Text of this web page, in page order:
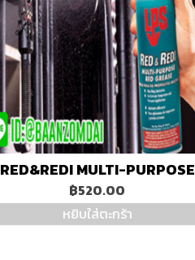
RED&REDI MULTI-PURPOSE
฿520.00
หยิบใส่ตะกร้า